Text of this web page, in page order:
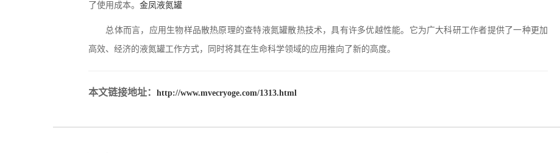
了使用成本。 金凤液氮罐
总体而言，应用生物样品散热原理的查特液氮罐散热技术，具有许多优越性能。它为广大科研工作者提供了一种更加
高效、经济的液氮罐工作方式，同时将其在生命科学领域的应用推向了新的高度。
本文链接地址： http://www.mvecryoge.com/1313.html